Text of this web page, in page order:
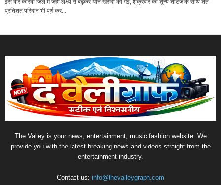
इस बार कोरबा जिले में जहां लक्ष्य से बढ़कर धान खरीदी की गई, शुक्रवार को शून्य शॉर्टेज के साथ शत-
प्रतिशत परिदान भी पूर्ण कर...
The Valley is your news, entertainment, music fashion website. We
provide you with the latest breaking news and videos straight from the
entertainment industry.
Contact us: info@thevalleygraph.com